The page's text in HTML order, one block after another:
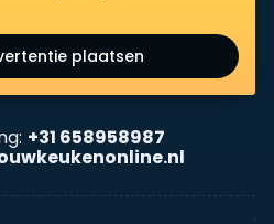
plaatsen
+31 658958987